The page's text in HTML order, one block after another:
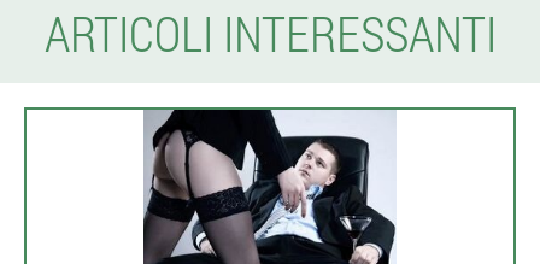
ARTICOLI INTERESSANTI